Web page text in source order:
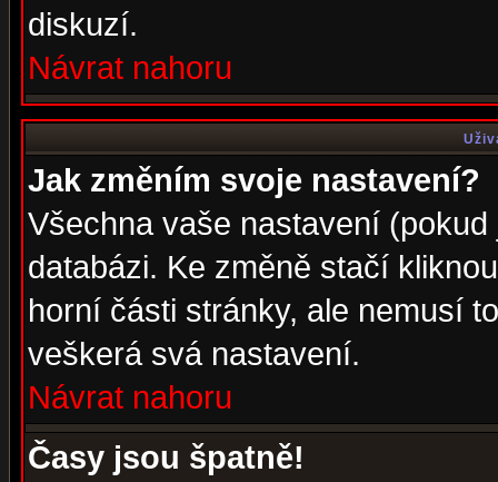
diskuzí.
Návrat nahoru
Jak změním svoje nastavení?
Všechna vaše nastavení
databázi. Ke změně stačí
horní části stránky, ale nemusí
veškerá svá nastavení.
Návrat nahoru
Časy jsou špatně!